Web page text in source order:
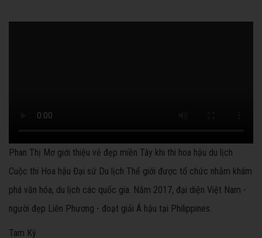
Phan Thị Mơ giới thiệu vẻ đẹp miền Tây khi thi hoa hậu du lịch
Cuộc thi Hoa hậu Đại sứ Du lịch Thế giới được tổ chức nhằm khám
phá văn hóa, du lịch các quốc gia. Năm 2017, đại diện Việt Nam -
người đẹp Liên Phương - đoạt giải Á hậu tại Philippines.
Tam Kỳ